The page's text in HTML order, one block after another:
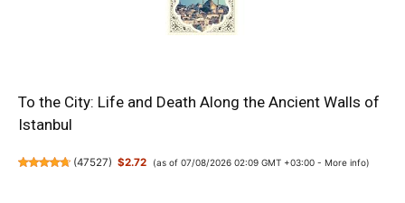
To the City: Life and Death Along the Ancient Walls of
Istanbul
(47527) $2.72 (as of 07/08/2026 02:09 GMT +03:00 - More info)